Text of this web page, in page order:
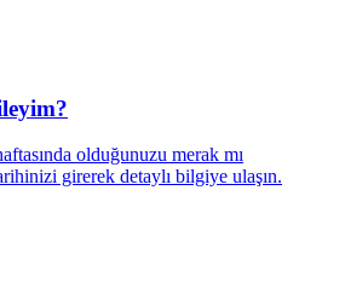
olduğunuzu merak mı
girerek detaylı bilgiye ulaşın.